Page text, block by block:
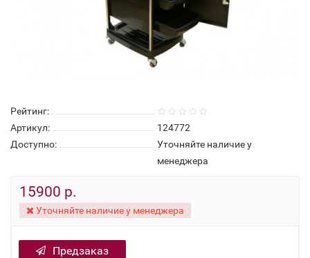
Рейтинг:
Артикул:
124772
Доступно:
Уточняйте наличие у
менеджера
15900 р.
Уточняйте наличие у менеджера
Предзаказ